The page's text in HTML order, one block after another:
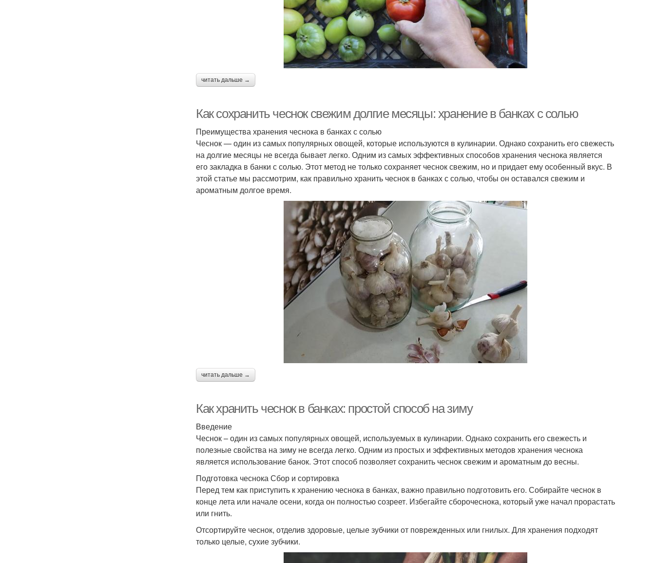
читать дальше →
Как сохранить чеснок свежим долгие месяцы: хранение в банках с солью
Преимущества хранения чеснока в банках с солью
Чеснок — один из самых популярных овощей, которые используются в кулинарии. Однако сохранить его свежесть
на долгие месяцы не всегда бывает легко. Одним из самых эффективных способов хранения чеснока является
его закладка в банки с солью. Этот метод не только сохраняет чеснок свежим, но и придает ему особенный вкус. В
этой статье мы рассмотрим, как правильно хранить чеснок в банках с солью, чтобы он оставался свежим и
ароматным долгое время.
читать дальше →
Как хранить чеснок в банках: простой способ на зиму
Введение
Чеснок – один из самых популярных овощей, используемых в кулинарии. Однако сохранить его свежесть и
полезные свойства на зиму не всегда легко. Одним из простых и эффективных методов хранения чеснока
является использование банок. Этот способ позволяет сохранить чеснок свежим и ароматным до весны.
Подготовка чеснока Сбор и сортировка
Перед тем как приступить к хранению чеснока в банках, важно правильно подготовить его. Собирайте чеснок в
конце лета или начале осени, когда он полностью созреет. Избегайте сборочеснока, который уже начал прорастать
или гнить.
Отсортируйте чеснок, отделив здоровые, целые зубчики от поврежденных или гнилых. Для хранения подходят
только целые, сухие зубчики.